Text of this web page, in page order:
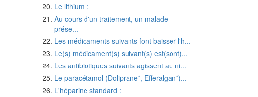
Le lithium :
Au cours d'un traitement, un malade
prése...
Les médicaments suivants font baisser l'h...
Le(s) médicament(s) suivant(s) est(sont)...
Les antibiotiques suivants agissent au ni...
Le paracétamol (Doliprane*, Efferalgan*)...
L'héparine standard :